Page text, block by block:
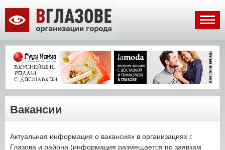
Вакансии
Актуальная информация о вакансиях в организациях г.
Глазова и района (информация размещается по заявкам